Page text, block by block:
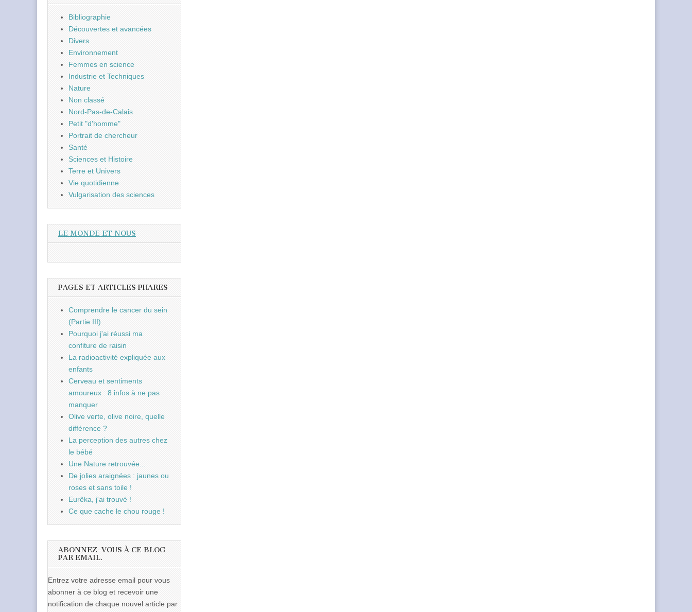
Bibliographie
Découvertes et avancées
Divers
Environnement
Femmes en science
Industrie et Techniques
Nature
Non classé
Nord-Pas-de-Calais
Petit "d'homme"
Portrait de chercheur
Santé
Sciences et Histoire
Terre et Univers
Vie quotidienne
Vulgarisation des sciences
LE MONDE ET NOUS
PAGES ET ARTICLES PHARES
Comprendre le cancer du sein
(Partie III)
Pourquoi j'ai réussi ma
confiture de raisin
La radioactivité expliquée aux
enfants
Cerveau et sentiments
amoureux : 8 infos à ne pas
manquer
Olive verte, olive noire, quelle
différence ?
La perception des autres chez
le bébé
Une Nature retrouvée...
De jolies araignées : jaunes ou
roses et sans toile !
Eurêka, j'ai trouvé !
Ce que cache le chou rouge !
ABONNEZ-VOUS À CE BLOG
PAR EMAIL.
Entrez votre adresse email pour vous
abonner à ce blog et recevoir une
notification de chaque nouvel article par